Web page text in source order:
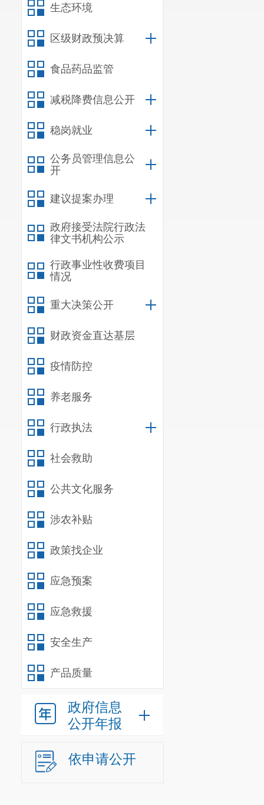
生态环境
区级财政预决算
食品药品监管
减税降费信息公开
稳岗就业
公务员管理信息公
开
建议提案办理
政府接受法院行政法
律文书机构公示
行政事业性收费项目
情况
重大决策公开
财政资金直达基层
疫情防控
养老服务
行政执法
社会救助
公共文化服务
涉农补贴
政策找企业
应急预案
应急救援
安全生产
产品质量
政府信息
公开年报
依申请公开